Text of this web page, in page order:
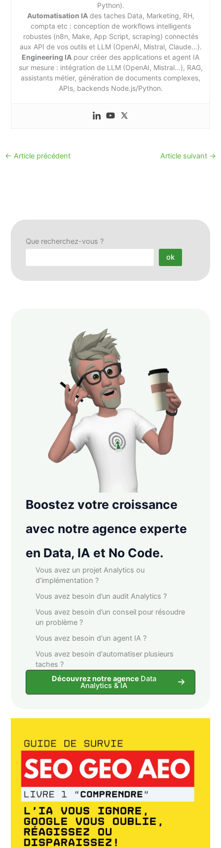
Python).
Automatisation IAdes taches Data, Marketing, RH,
compta etc : conception de workflows intelligents
robustes (n8n, Make, App Script, scraping) connectés
aux API de vos outils et LLM (OpenAI, Mistral, Claude…).
Engineering IA pour créer des applications et agent IA
sur mesure : intégration de LLM (OpenAI, Mistral…), RAG,
assistants métier, génération de documents complexes,
APIs, backends Node.js/Python.
← Article précédent Article suivant →
Que recherchez-vous ?
ok
Boostez votre croissance
avec notre agence experte
en Data, IA et No Code.
Vous avez un projet Analytics ou
d’implémentation ?
Vous avez besoin d’un audit Analytics ?
Vous avez besoin d’un conseil pour résoudre
un problème ?
Vous avez besoin d'un agent IA ?
Vous avez besoin d'automatiser plusieurs
taches ?
Découvrez notre agence Data
Analytics & IA